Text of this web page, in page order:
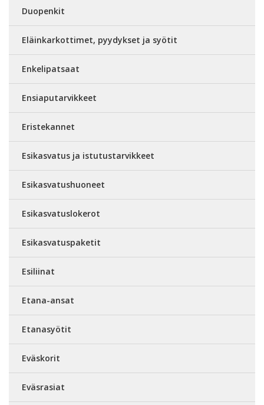
Duopenkit
Eläinkarkottimet, pyydykset ja syötit
Enkelipatsaat
Ensiaputarvikkeet
Eristekannet
Esikasvatus ja istutustarvikkeet
Esikasvatushuoneet
Esikasvatuslokerot
Esikasvatuspaketit
Esiliinat
Etana-ansat
Etanasyötit
Eväskorit
Eväsrasiat